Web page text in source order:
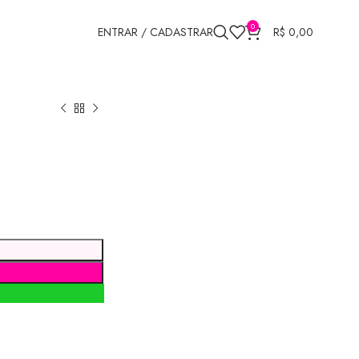
ENTRAR / CADASTRAR 0 R$ 0,00